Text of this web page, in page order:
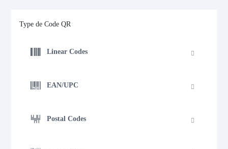
Type de Code QR
Linear Codes
EAN/UPC
Postal Codes